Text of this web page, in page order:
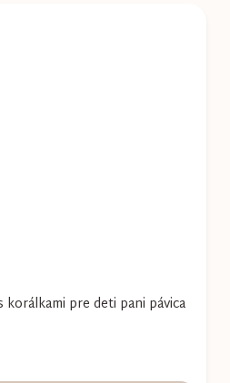
pre deti pani pávica